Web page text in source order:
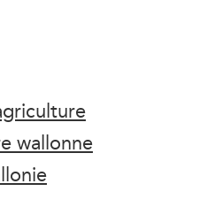
wallonne